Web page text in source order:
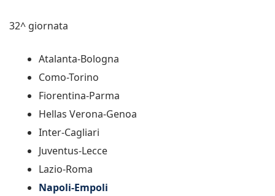
32^ giornata
Atalanta-Bologna
Como-Torino
Fiorentina-Parma
Hellas Verona-Genoa
Inter-Cagliari
Juventus-Lecce
Lazio-Roma
Napoli-Empoli